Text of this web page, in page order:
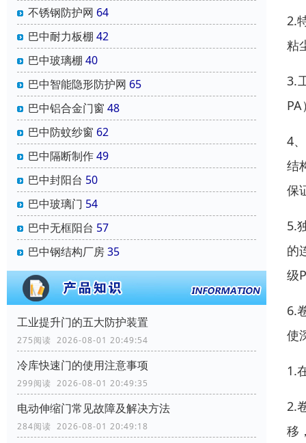
不锈钢防护网 64
巴中耐力板棚 42
巴中玻璃棚 40
巴中智能隐形防护网 65
巴中铝合金门窗 48
巴中防蚊纱窗 62
巴中隔断制作49
巴中封阳台 50
巴中玻璃门 54
巴中无框阳台 57
巴中钢结构厂房35
工业提升门的五大防护装置
275阅读 2026-08-01 20:49:54
冷库快速门的使用注意事项
299阅读 2026-08-01 20:49:35
电动伸缩门常见故障及解决方法
284阅读 2026-08-01 20:49:18
2.
粘
3.
4
结
保
5.
的
级
6.
使
1.
2.
移